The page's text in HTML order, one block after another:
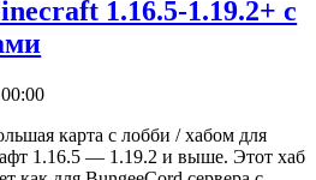
1.16.5-1.19.2+ с
карта с лобби / хабом для
1.16.5 — 1.19.2 и выше. Этот хаб